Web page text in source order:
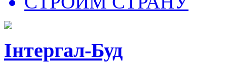
Інтергал-Буд